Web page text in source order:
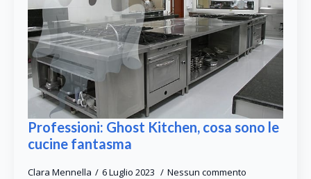
Professioni: Ghost Kitchen, cosa sono le
cucine fantasma
Clara Mennella 6 Luglio 2023 Nessun commento